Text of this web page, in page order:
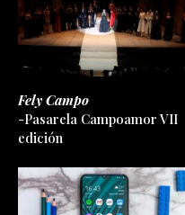
Fely Campo
-Pasarela Campoamor VII
edición